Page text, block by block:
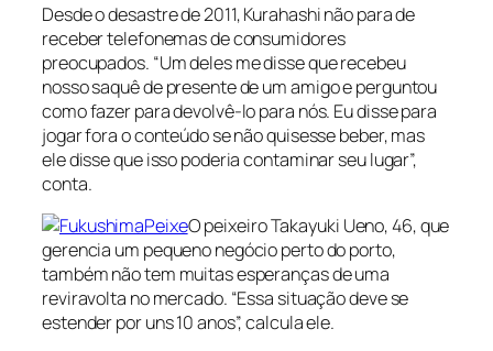
Desde o desastre de 2011, Kurahashi não para de
receber telefonemas de consumidores
preocupados. “Um deles me disse que recebeu
nosso saquê de presente de um amigo e perguntou
como fazer para devolvê-lo para nós. Eu disse para
jogar fora o conteúdo se não quisesse beber, mas
ele disse que isso poderia contaminar seu lugar”,
conta.
O peixeiro Takayuki Ueno, 46, que
gerencia um pequeno negócio perto do porto,
também não tem muitas esperanças de uma
reviravolta no mercado. “Essa situação deve se
estender por uns 10 anos”, calcula ele.